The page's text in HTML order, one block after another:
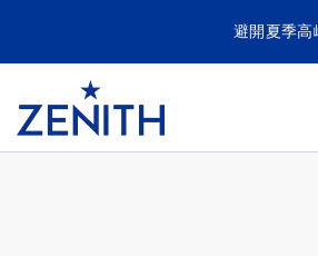
避開夏季
1
DEFY SKYLINE